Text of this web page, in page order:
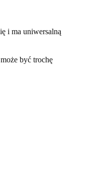
i ma uniwersalną
być trochę